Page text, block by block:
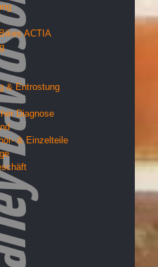
ACTIA
& Entrostung
Diagnose
& Einzelteile